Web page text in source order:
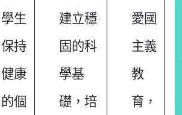
學生
保持
健康
的個
建立穩
固的科
學基
礎，培
愛國
主義
教
育，